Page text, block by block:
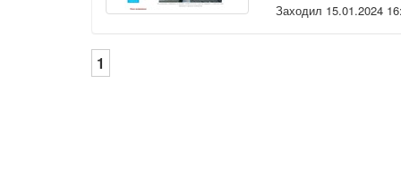
Заходил 15.01.2024
1